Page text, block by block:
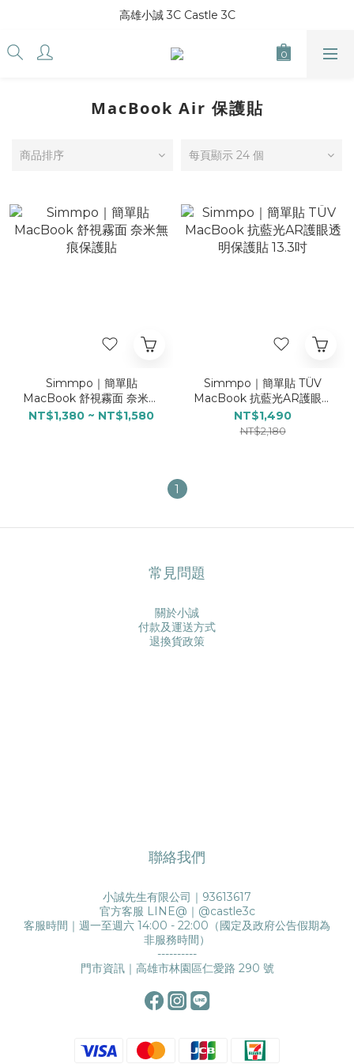
高雄小誠 3C Castle 3C
MacBook Air 保護貼
商品排序 每頁顯示 24 個
Simmpo｜簡單貼
MacBook 舒視霧面 奈米無
痕保護貼
NT$1,380 ~ NT$1,580
Simmpo｜簡單貼 TÜV
MacBook 抗藍光AR護眼透
明保護貼 13.3吋
NT$1,490
NT$2,180
1
常見問題
關於小誠
付款及運送方式
退換貨政策
聯絡我們
小誠先生有限公司｜93613617
官方客服 LINE@｜ @castle3c
客服時間｜週一至週六 14:00 - 22:00（國定及政府公告假期為
非服務時間）
----------
門市資訊｜高雄市林園區仁愛路 290 號